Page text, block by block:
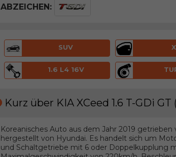
ABZEICHEN:
SUV
1.6 L4 16V
Kurz über KIA XCeed 1.6 T-GDi GT
Koreanisches Auto aus dem Jahr 2019
hergestellt von Hyundai. Es handelt sich um
und Schaltgetriebe mit 6 oder Doppelkupplung